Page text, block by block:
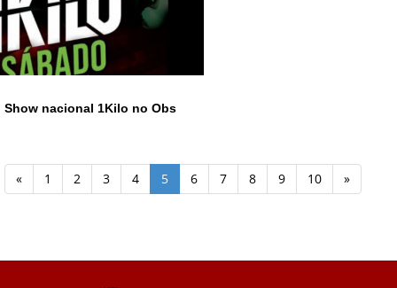
Show nacional 1Kilo no Obs
« 1 2 3 4 5 6 7 8 9 10 »